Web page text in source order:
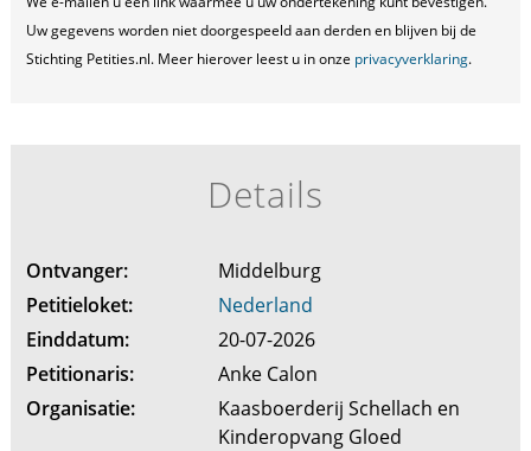
Uw gegevens worden niet doorgespeeld aan derden en blijven bij de
Stichting Petities.nl. Meer hierover leest u in onze privacyverklaring.
Details
Ontvanger:
Middelburg
Petitieloket:
Nederland
Einddatum:
20-07-2026
Petitionaris:
Anke Calon
Organisatie:
Kaasboerderij Schellach en
Kinderopvang Gloed